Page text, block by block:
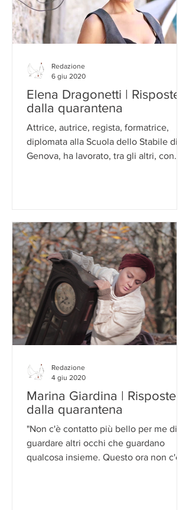
Elena Dragonetti | Risposte
dalla quarantena
Attrice, autrice, regista, formatrice,
diplomata alla Scuola dello Stabile di
Genova, ha lavorato, tra gli altri, con
Redazione
6 giu 2020
Marina Giardina | Risposte
dalla quarantena
"Non c'è contatto più bello per me di
guardare altri occhi che guardano
qualcosa insieme. Questo ora non c'è"
Redazione
4 giu 2020